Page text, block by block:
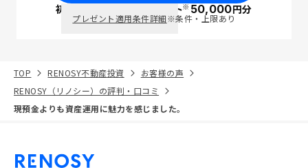
初回面談で ポイント※50,000円分
プレゼント適用条件詳細※条件・上限あり
TOP RENOSY不動産投資
お客様の声
RENOSY（リノシー）の評判・口コミ
現預金よりも資産運用に魅力を感じました。